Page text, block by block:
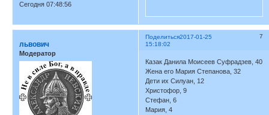
Сегодня 07:48:56
Поделиться 7
2017-01-25
15:18:02
львович
Модератор
Казак Данила Моисеев Суфрадзев, 40
Жена его Мария Степанова, 32
Дети их Силуан, 12
Христофор, 9
Стефан, 6
Мария, 4